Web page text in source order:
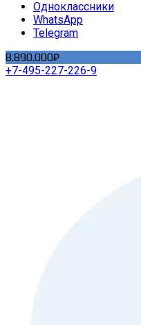
Одноклассники
WhatsApp
Telegram
8.890.000₽
+7-495-227-226-9